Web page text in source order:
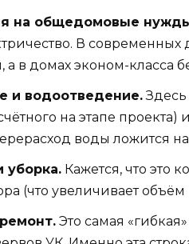
на общедомовые
В
в домах эконом-класса
и водоотведение.
на этапе
воды ложится
уборка. Кажется, что это
(что увеличивает
Это самая